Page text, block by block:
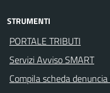
STRUMENTI
PORTALE TRIBUTI
Servizi Avviso SMART
Compila scheda